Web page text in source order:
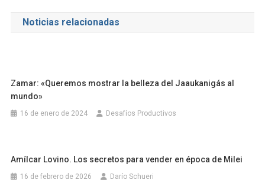
de
entradas
Noticias relacionadas
Zamar: «Queremos mostrar la belleza del Jaaukanigás al
mundo»
16 de enero de 2024 Desafíos Productivos
Amílcar Lovino. Los secretos para vender en época de Milei
16 de febrero de 2026 Darío Schueri